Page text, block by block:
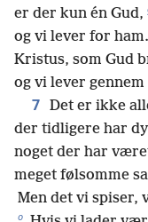
er der kun én Gud,
og vi lever for ham.
Kristus, som Gud
og vi lever gennem
7 Det er ikke
der tidligere har
noget der har
meget følsomme
Men det vi spiser,
o